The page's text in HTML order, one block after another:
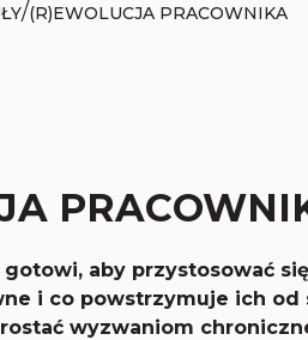
/(R)EWOLUCJA PRACOWNIKA
gotowi, aby przystosować
i co powstrzymuje ich
wyzwaniom